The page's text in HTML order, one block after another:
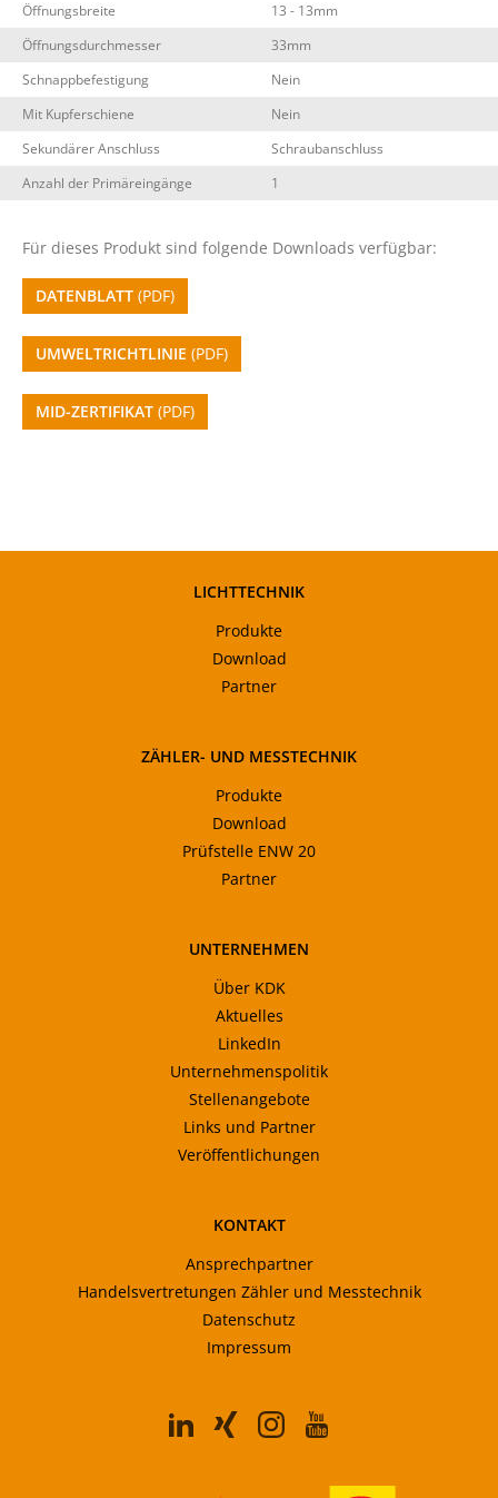
Öffnungsbreite
13 - 13mm
Öffnungsdurchmesser
33mm
Schnappbefestigung
Nein
Mit Kupferschiene
Nein
Sekundärer Anschluss
Schraubanschluss
Anzahl der Primäreingänge
1
Für dieses Produkt sind folgende Downloads verfügbar:
DATENBLATT (PDF)
UMWELTRICHTLINIE (PDF)
MID-ZERTIFIKAT (PDF)
LICHTTECHNIK
Produkte
Download
Partner
ZÄHLER- UND MESSTECHNIK
Produkte
Download
Prüfstelle ENW 20
Partner
UNTERNEHMEN
Über KDK
Aktuelles
LinkedIn
Unternehmenspolitik
Stellenangebote
Links und Partner
Veröffentlichungen
KONTAKT
Ansprechpartner
Handelsvertretungen Zähler und Messtechnik
Datenschutz
Impressum